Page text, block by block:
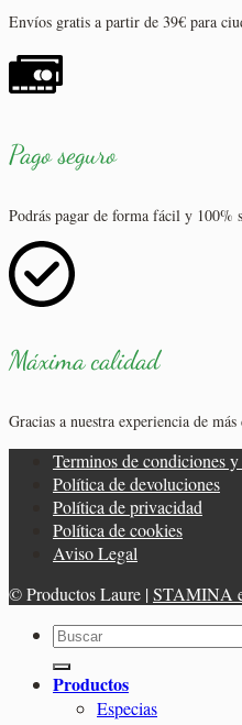
Envíos gratis a partir de 39€ para
Pago seguro
Podrás pagar de forma fácil y 100%
Máxima calidad
Gracias a nuestra experiencia de
Terminos de condiciones
Política de devoluciones
Política de privacidad
Política de cookies
Aviso Legal
© Productos Laure |STAMINA
Buscar
por:
Productos
Especias